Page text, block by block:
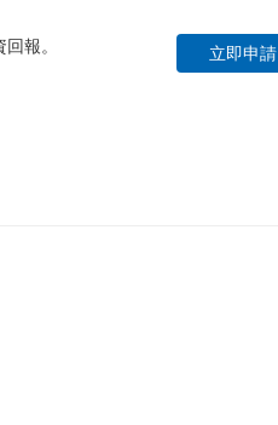
報。 立即申請